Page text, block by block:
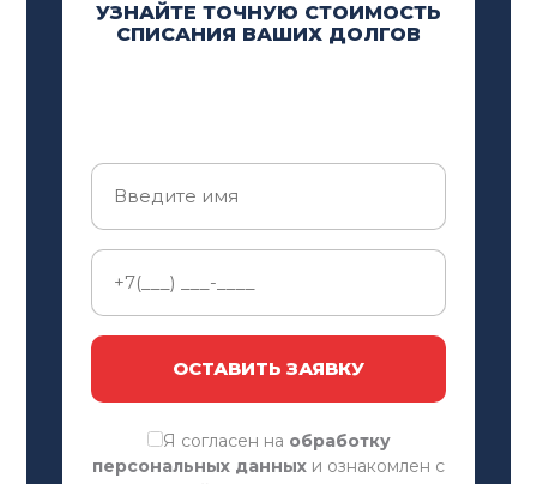
Гражданский юрист обладает глубокими
знаниями законодательства и опытом работы с
различными категориями гражданских дел, что
позволяет находить наиболее эффективные
решения даже в сложных ситуациях. Благодаря
индивидуальному подходу к каждому клиенту,
юрист тщательно анализирует обстоятельства
дела и разрабатывает персональную стратегию
УЗНАЙТЕ ТОЧНУЮ СТОИМОСТЬ
СПИСАНИЯ ВАШИХ ДОЛГОВ
ОСТАВИТЬ ЗАЯВКУ
Я согласен на обработку
персональных данных и ознакомлен с